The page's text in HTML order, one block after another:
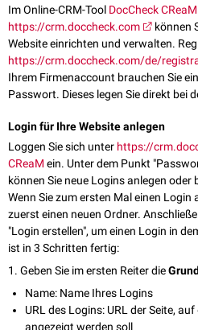
Im Online-CRM-Tool DocCheck CReaM
https://crm.doccheck.com
können
Website einrichten und verwalten.
https://crm.doccheck.com/de/
Ihrem Firmenaccount brauchen Sie
Passwort. Dieses legen Sie direkt bei
Login für Ihre Website anlegen
Loggen Sie sich unter https://
CReaM ein. Unter dem Punkt
können Sie neue Logins anlegen
Wenn Sie zum ersten Mal einen Login
zuerst einen neuen Ordner.
"Login erstellen", um einen Login in
ist in 3 Schritten fertig:
1. Geben Sie im ersten Reiter die
Name: Name Ihres Logins
URL des Logins: URL der Seite,
angezeigt werden soll